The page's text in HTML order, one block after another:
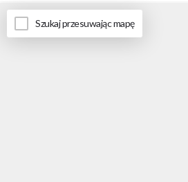
Uwaga - przy włączeniu geolokalizacji
Szukaj przesuwając mapę